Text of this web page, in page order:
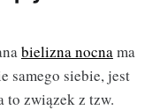
bielizna nocna ma
samego siebie, jest
to związek z tzw.